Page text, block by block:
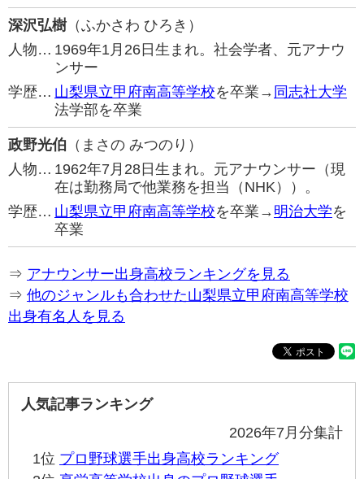
深沢弘樹（ふかさわ ひろき）
人物… 1969年1月26日生まれ。社会学者、元アナウ
ンサー
学歴… 山梨県立甲府南高等学校を卒業→ 同志社大学
法学部を卒業
政野光伯 （まさの みつのり）
人物… 1962年7月28日生まれ。元アナウンサー（現
在は勤務局で他業務を担当（NHK））。
学歴… 山梨県立甲府南高等学校を卒業→ 明治大学を
卒業
⇒ アナウンサー出身高校ランキングを見る
⇒ 他のジャンルも合わせた山梨県立甲府南高等学校
出身有名人を見る
人気記事ランキング
2026年7月分集計
1位 プロ野球選手出身高校ランキング